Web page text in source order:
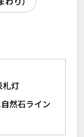
札灯
然石ライン